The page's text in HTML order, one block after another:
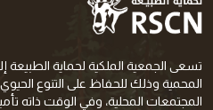
تسعى الجمعية الملكية لحماية
المحمية وذلك للحفاظ على التنوع
المجتمعات المحلية، وفي الوقت ذاته